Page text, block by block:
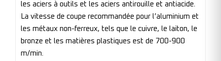
les aciers à outils et les aciers antirouille et antiacide.
La vitesse de coupe recommandée pour l’aluminium et
les métaux non-ferreux, tels que le cuivre, le laiton, le
bronze et les matières plastiques est de 700-900
m/min.